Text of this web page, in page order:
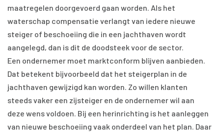
maatregelen doorgevoerd gaan worden. Als het
waterschap compensatie verlangt van iedere nieuwe
steiger of beschoeiing die in een jachthaven wordt
aangelegd, dan is dit de doodsteek voor de sector.
Een ondernemer moet marktconform blijven aanbieden.
Dat betekent bijvoorbeeld dat het steigerplan in de
jachthaven gewijzigd kan worden. Zo willen klanten
steeds vaker een zijsteiger en de ondernemer wil aan
deze wens voldoen. Bij een herinrichting is het aanleggen
van nieuwe beschoeiing vaak onderdeel van het plan. Daar